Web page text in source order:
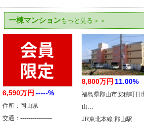
一棟マンションもっと見る＞＞
6,590万円 -----%
住所：岡山県 -----------
交通：----------------
8,800万円 11.00%
福島県郡山市安積町日
山…
JR東北本線 郡山駅